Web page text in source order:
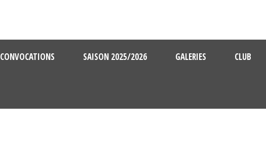
CONVOCATIONS SAISON 2025/2026 GALERIES CLUB